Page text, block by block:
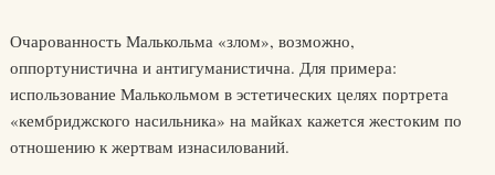
Очарованность Малькольма «злом», возможно,
оппортунистична и антигуманистична. Для примера:
использование Малькольмом в эстетических целях портрета
«кембриджского насильника» на майках кажется жестоким по
отношению к жертвам изнасилований.